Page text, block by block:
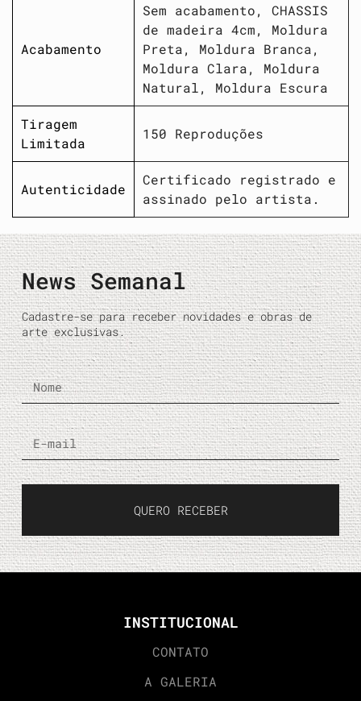
Acabamento
Sem acabamento, CHASSIS
de madeira 4cm, Moldura
Preta, Moldura Branca,
Moldura Clara, Moldura
Natural, Moldura Escura
Tiragem
Limitada
150 Reproduções
Autenticidade
Certificado registrado e
assinado pelo artista.
News Semanal
Cadastre-se para receber novidades e obras de
arte exclusivas.
QUERO RECEBER
INSTITUCIONAL
CONTATO
A GALERIA